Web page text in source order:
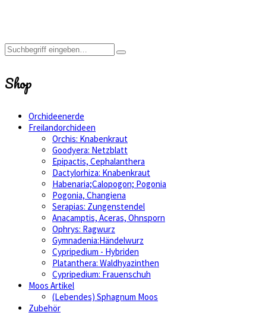
Shop
Orchideenerde
Freilandorchideen
Orchis: Knabenkraut
Goodyera: Netzblatt
Epipactis, Cephalanthera
Dactylorhiza: Knabenkraut
Habenaria;Calopogon; Pogonia
Pogonia, Changiena
Serapias: Zungenstendel
Anacamptis, Aceras, Ohnsporn
Ophrys: Ragwurz
Gymnadenia:Händelwurz
Cypripedium - Hybriden
Platanthera: Waldhyazinthen
Cypripedium: Frauenschuh
Moos Artikel
(Lebendes) Sphagnum Moos
Zubehör